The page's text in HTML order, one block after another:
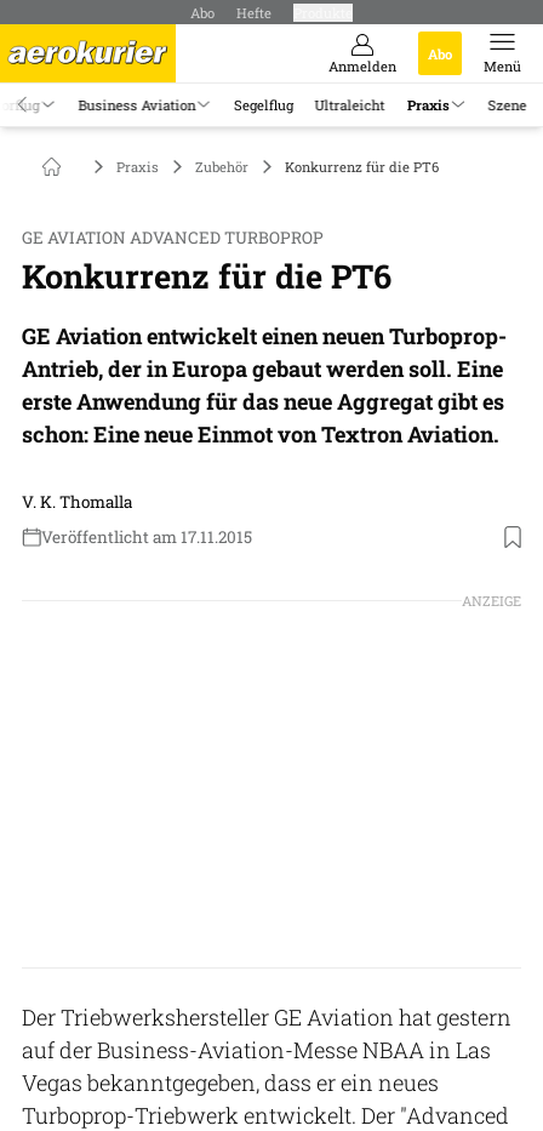
Abo Hefte
Anmelden
Abo
Menü
Business Aviation Segelflug Ultraleicht Praxis Szene
Praxis Zubehör Konkurrenz für die PT6
GE AVIATION ADVANCED TURBOPROP
Konkurrenz für die PT6
GE Aviation entwickelt einen neuen Turboprop-
Antrieb, der in Europa gebaut werden soll. Eine
erste Anwendung für das neue Aggregat gibt es
schon: Eine neue Einmot von Textron Aviation.
V. K. Thomalla
Veröffentlicht am 17.11.2015
ANZEIGE
Der Triebwerkshersteller GE Aviation hat gestern
auf der Business-Aviation-Messe NBAA in Las
Vegas bekanntgegeben, dass er ein neues
Turboprop-Triebwerk entwickelt. Der "Advanced